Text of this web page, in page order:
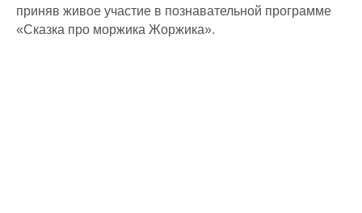
приняв живое участие в познавательной программе
«Сказка про моржика Жоржика».